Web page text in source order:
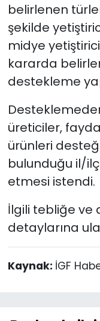
belirlenen
şekilde
midye
kararda
destekleme
üreticiler,
ürünleri
bulunduğu il/
etmesi istendi.
İlgili tebliğe ve
detaylarına
Kaynak: İGF